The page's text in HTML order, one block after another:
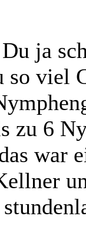
ja
so viel
zu 6
war